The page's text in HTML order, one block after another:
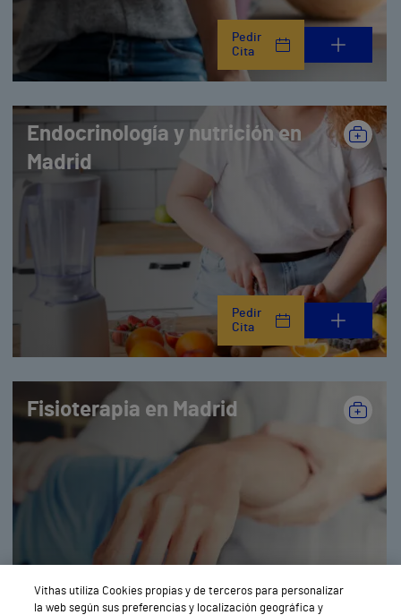
Pedir
Cita
Endocrinología y nutrición en
Madrid
Pedir
Cita
Fisioterapia en Madrid
Pedir
Cita
Vithas utiliza Cookies propias y de terceros para personalizar
la web según sus preferencias y localización geográfica y